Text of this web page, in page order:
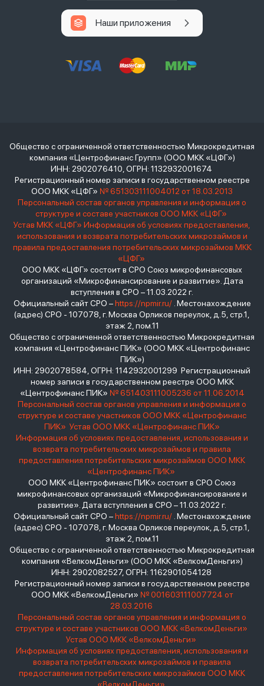
Наши приложения
Общество с ограниченной ответственностью Микрокредитная
компания «Центрофинанс Групп» (ООО МКК «ЦФГ»)
ИНН: 2902076410, ОГРН: 1132932001674
Регистрационный номер записи в государственном реестре
ООО МКК «ЦФГ» № 651303111004012 от 18.03.2013
Персональный состав органов управления и информация о
структуре и составе участников ООО МКК «ЦФГ»
Устав МКК «ЦФГ» Информация об условиях предоставления,
использования и возврата потребительских микрозаймов и
правила предоставления потребительских микрозаймов МКК
«ЦФГ»
ООО МКК «ЦФГ» состоит в СРО Союз микрофинансовых
организаций «Микрофинансирование и развитие». Дата
вступления в СРО – 11.03.2022 г.
Официальный сайт СРО –https://npmir.ru/. Местонахождение
(адрес) СРО - 107078, г. Москва Орликов переулок, д.5, стр.1,
этаж 2, пом.11
Общество с ограниченной ответственностью Микрокредитная
компания «Центрофинанс ПИК» (ООО МКК «Центрофинанс
ПИК»)
ИНН: 2902078584, ОГРН: 1142932001299 Регистрационный
номер записи в государственном реестре ООО МКК
«Центрофинанс ПИК» № 651403111005236 от 11.06.2014
Персональный состав органов управления и информация о
структуре и составе участников ООО МКК «Центрофинанс
ПИК» Устав ООО МКК «Центрофинанс ПИК»
Информация об условиях предоставления, использования и
возврата потребительских микрозаймов и правила
предоставления потребительских микрозаймов ООО МКК
«Центрофинанс ПИК»
ООО МКК «Центрофинанс ПИК» состоит в СРО Союз
микрофинансовых организаций «Микрофинансирование и
развитие». Дата вступления в СРО – 11.03.2022 г.
Официальный сайт СРО –https://npmir.ru/. Местонахождение
(адрес) СРО - 107078, г. Москва Орликов переулок, д.5, стр.1,
этаж 2, пом.11
Общество с ограниченной ответственностью Микрокредитная
компания «ВелкомДеньги» (ООО МКК «ВелкомДеньги»)
ИНН: 2902082527, ОГРН: 1162901054128
Регистрационный номер записи в государственном реестре
ООО МКК «ВелкомДеньги» № 001603111007724 от
28.03.2016
Персональный состав органов управления и информация о
структуре и составе участников ООО МКК «ВелкомДеньги»
Устав ООО МКК «ВелкомДеньги»
Информация об условиях предоставления, использования и
возврата потребительских микрозаймов и правила
предоставления потребительских микрозаймов ООО МКК